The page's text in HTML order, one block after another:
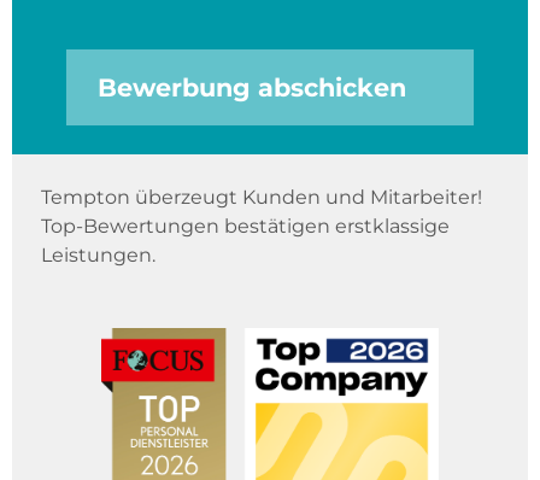
Bewerbung abschicken
Tempton überzeugt Kunden und Mitarbeiter!
Top-Bewertungen bestätigen erstklassige
Leistungen.